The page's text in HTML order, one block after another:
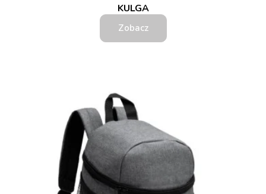
KULGA
Zobacz